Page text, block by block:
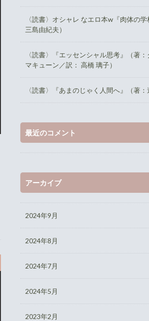
〈読書〉オシャレ なエロ本w『肉体の学
三島由紀夫）
〈読書〉『エッセンシャル思考』（著
マキューン／訳： 高橋 璃子）
〈読書〉『あまのじゃく人間へ』（著：
最近のコメント
アーカイブ
2024年9月
2024年8月
2024年7月
2024年5月
2023年2月